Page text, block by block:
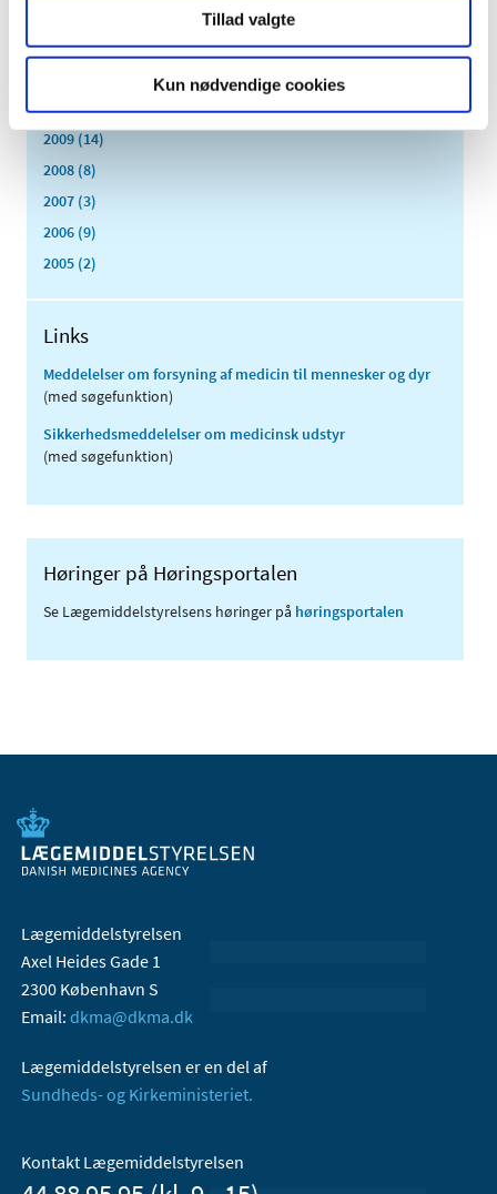
Tillad valgte
Kun nødvendige cookies
2012 (44)
2010 (7)
2009 (14)
2008 (8)
2007 (3)
2006 (9)
2005 (2)
Links
Meddelelser om forsyning af medicin til mennesker og dyr
(med søgefunktion)
Sikkerhedsmeddelelser om medicinsk udstyr
(med søgefunktion)
Høringer på Høringsportalen
Se Lægemiddelstyrelsens høringer på høringsportalen
Lægemiddelstyrelsen
Axel Heides Gade 1
2300 København S
Email: dkma@dkma.dk
Lægemiddelstyrelsen er en del af
Sundheds- og Kirkeministeriet.
Kontakt Lægemiddelstyrelsen